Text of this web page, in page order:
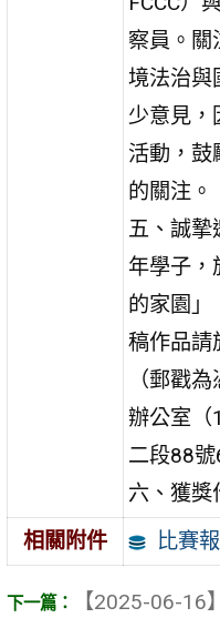
察員。關
境法治與
少意見，
活動，鼓
的關注。
五、誠摯
年學子，
的家園」
稿作品請
（郵戳
辦公室（
二段88號
六、獲獎
相關附件
比賽
【2025-06-16】